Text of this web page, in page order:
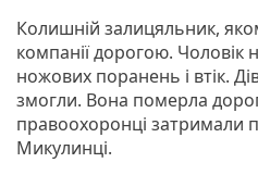
Колишній залицяльник,
компанії дорогою. Чоловік
ножових поранень і втік.
змогли. Вона померла
правоохоронці затримали
Микулинці.